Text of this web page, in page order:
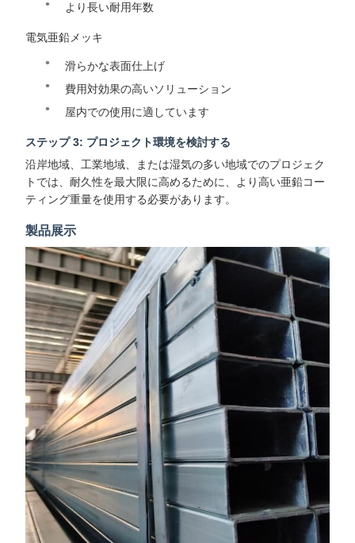
より長い耐用年数
電気亜鉛メッキ
滑らかな表面仕上げ
費用対効果の高いソリューション
屋内での使用に適しています
ステップ 3: プロジェクト環境を検討する
沿岸地域、工業地域、または湿気の多い地域でのプロジェク
トでは、耐久性を最大限に高めるために、より高い亜鉛コー
ティング重量を使用する必要があります。
製品展示